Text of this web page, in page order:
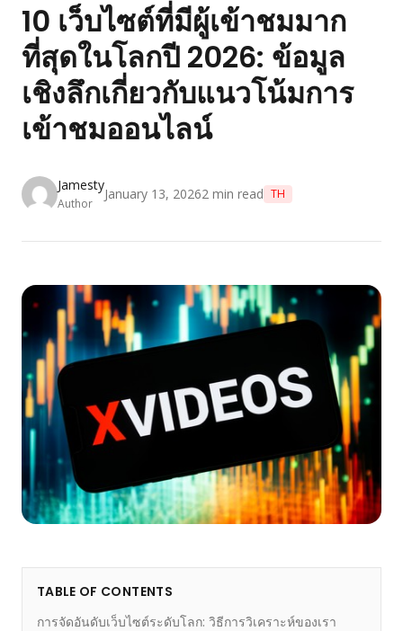
10 เว็บไซต์ที่มีผู้เข้าชมมาก
ที่สุดในโลกปี 2026: ข้อมูล
เชิงลึกเกี่ยวกับแนวโน้มการ
เข้าชมออนไลน์
Jamesty
Author
January 13, 20262 min read TH
TABLE OF CONTENTS
การจัดอันดับเว็บไซต์ระดับโลก: วิธีการวิเคราะห์ของเรา